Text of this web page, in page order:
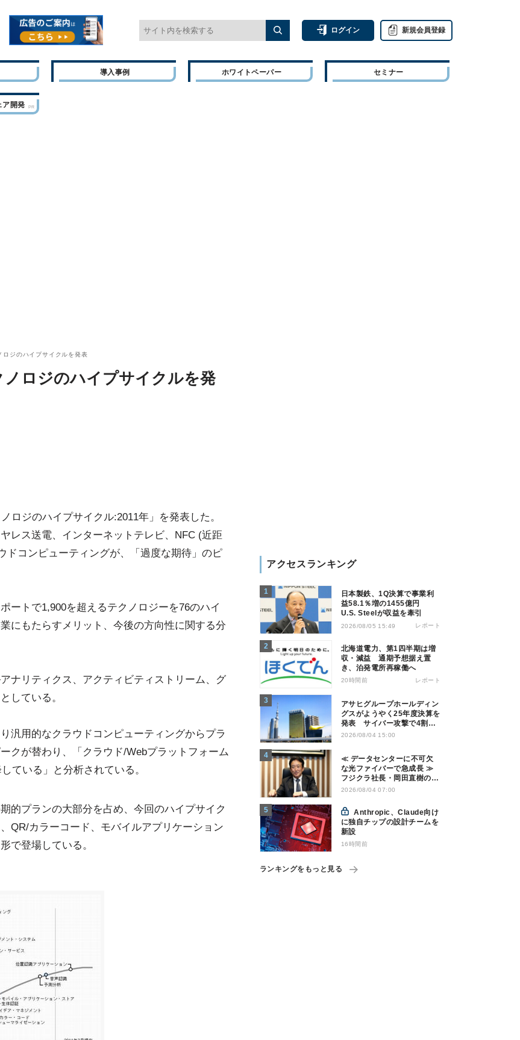
ログイン 新規会員登録
導入事例 ホワイトペーパー セミナー
ア開発
ジのハイプサイクルを発表
ロジのハイプサイクルを発
ロジのハイプサイクル:2011年」を発表した。
レス送電、インターネットテレビ、NFC (近距
ドコンピューティングが、「過度な期待」のピ
ートで1,900を超えるテクノロジーを76のハイ
にもたらすメリット、今後の方向性に関する分
ナリティクス、アクティビティストリーム、グ
している。
汎用的なクラウドコンピューティングからプラ
クが替わり、「クラウド/Webプラットフォーム
ている」と分析されている。
的プランの大部分を占め、今回のハイプサイク
QR/カラーコード、モバイルアプリケーション
で登場している。
アクセスランキング
日本製鉄、1Q決算で事業利
益58.1％増の1455億円
U.S. Steelが収益を牽引
2026/08/05 15:49 レポート
北海道電力、第1四半期は増
収・減益 通期予想据え置
き、泊発電所再稼働へ
20時間前 レポート
アサヒグループホールディン
グスがようやく25年度決算を
発表 サイバー攻撃で4割減
益
2026/08/04 15:00
≪ データセンターに不可欠
な光ファイバーで急成長 ≫
フジクラ社長・岡田直樹の技
術論「見えない技術優位性、
を！」
2026/08/04 07:00
Anthropic、Claude向け
に独自チップの設計チームを
新設
16時間前
ランキングをもっと見る